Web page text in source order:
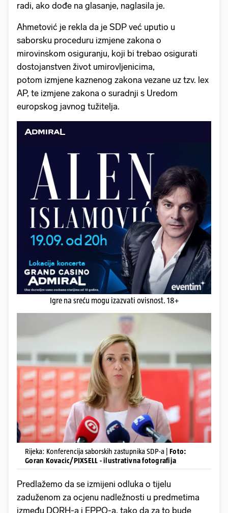
radi, ako dođe na glasanje, naglasila je.
Ahmetović je rekla da je SDP već uputio u
saborsku proceduru izmjene zakona o
mirovinskom osiguranju, koji bi trebao osigurati
dostojanstven život umirovljenicima,
potom izmjene kaznenog zakona vezane uz tzv. lex
AP, te izmjene zakona o suradnji s Uredom
europskog javnog tužitelja.
Igre na sreću mogu izazvati ovisnost. 18+
Rijeka: Konferencija saborskih zastupnika SDP-a | Foto:
Goran Kovacic/PIXSELL - ilustrativna fotografija
Predlažemo da se izmijeni odluka o tijelu
zaduženom za ocjenu nadležnosti u predmetima
između DORH-a i EPPO-a, tako da za to bude